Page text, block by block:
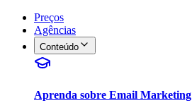
Preços
Agências
Conteúdo
Aprenda sobre Email Marketing